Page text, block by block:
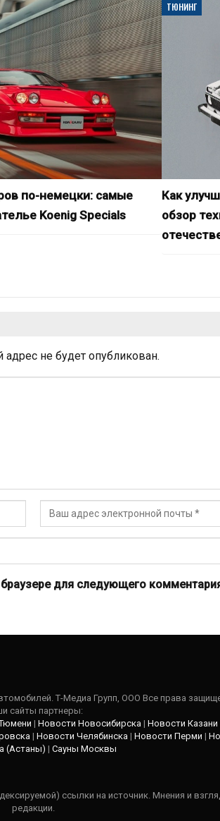
по-немецки: самые
Koenig Specials
ТЮНИНГ
Как
обзор
не будет опубликован.
для следующего
Т-Медиа Групп, ООО Все права
сайты партнеры:
| Новости Новосибирска | Новости Казани
| Новости Челябинска | Новости Перми |
(Астаны) | Сауны Москвы
ссылки на источник. Мнения и
редакции.